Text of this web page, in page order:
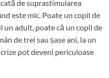
de suprastimularea
este mic. Poate un copil de
un adult, poate că un copil de
de trei sau șase ani, la un
pot deveni periculoase